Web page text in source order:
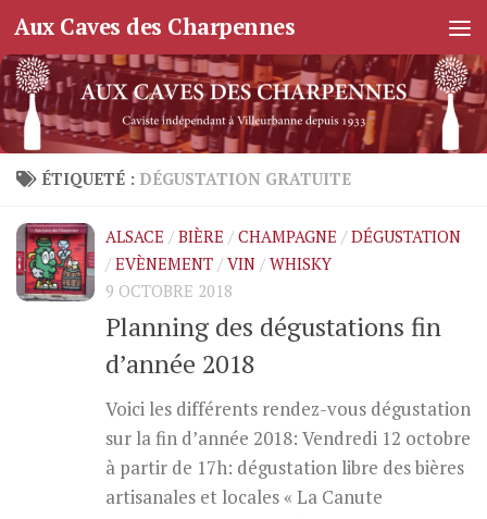
Skip to content
Aux Caves des Charpennes
ÉTIQUETÉ : DÉGUSTATION GRATUITE
ALSACE / BIÈRE / CHAMPAGNE / DÉGUSTATION
/ EVÈNEMENT / VIN / WHISKY
9 OCTOBRE 2018
Planning des dégustations fin
d’année 2018
Voici les différents rendez-vous dégustation
sur la fin d’année 2018: Vendredi 12 octobre
à partir de 17h: dégustation libre des bières
artisanales et locales « La Canute